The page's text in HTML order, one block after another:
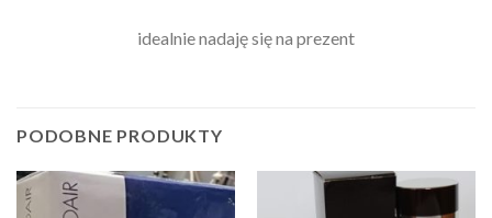
idealnie nadaję się na prezent
PODOBNE PRODUKTY